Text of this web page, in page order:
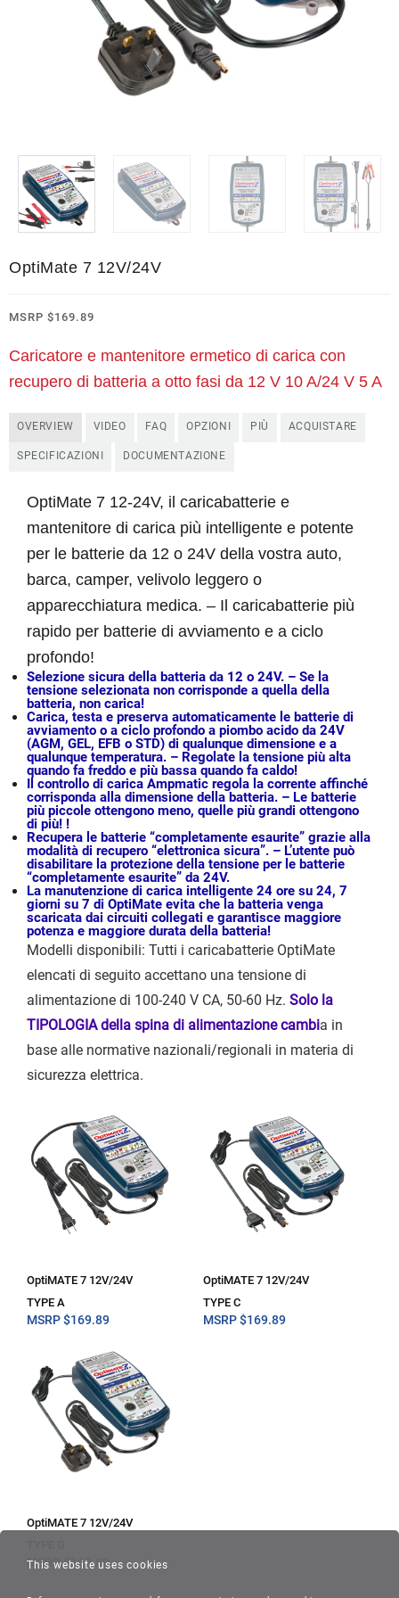
OptiMate 7 12V/24V
MSRP $169.89
Caricatore e mantenitore ermetico di carica con
recupero di batteria a otto fasi da 12 V 10 A/24 V 5 A
OVERVIEW VIDEO FAQ OPZIONI PIÙ ACQUISTARE
SPECIFICAZIONI DOCUMENTAZIONE
OptiMate 7 12-24V, il caricabatterie e
mantenitore di carica più intelligente e potente
per le batterie da 12 o 24V della vostra auto,
barca, camper, velivolo leggero o
apparecchiatura medica. – Il caricabatterie più
rapido per batterie di avviamento e a ciclo
profondo!
Selezione sicura della batteria da 12 o 24V. – Se la
tensione selezionata non corrisponde a quella della
batteria, non carica!
Carica, testa e preserva automaticamente le batterie di
avviamento o a ciclo profondo a piombo acido da 24V
(AGM, GEL, EFB o STD) di qualunque dimensione e a
qualunque temperatura. – Regolate la tensione più alta
quando fa freddo e più bassa quando fa caldo!
Il controllo di carica Ampmatic regola la corrente affinché
corrisponda alla dimensione della batteria. – Le batterie
più piccole ottengono meno, quelle più grandi ottengono
di più! !
Recupera le batterie “completamente esaurite” grazie alla
modalità di recupero “elettronica sicura”. – L’utente può
disabilitare la protezione della tensione per le batterie
“completamente esaurite” da 24V.
La manutenzione di carica intelligente 24 ore su 24, 7
giorni su 7 di OptiMate evita che la batteria venga
scaricata dai circuiti collegati e garantisce maggiore
potenza e maggiore durata della batteria!
Modelli disponibili: Tutti i caricabatterie OptiMate
elencati di seguito accettano una tensione di
alimentazione di 100-240 V CA, 50-60 Hz. Solo la
TIPOLOGIA della spina di alimentazione cambia in
base alle normative nazionali/regionali in materia di
sicurezza elettrica.
OptiMATE 7 12V/24V
TYPE A
MSRP$169.89
OptiMATE 7 12V/24V
TYPE C
MSRP$169.89
OptiMATE 7 12V/24V
MSRP$169.89
This website uses cookies